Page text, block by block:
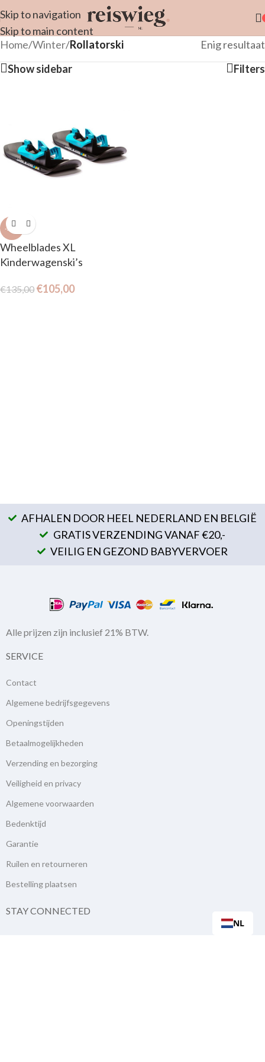
Skip to navigation
Skip to main content
Home/Winter/Rollatorski
Enig resultaat
Show sidebar
Filters
-22%
Wheelblades XL
Kinderwagenski’s
€135,00 €105,00
AFHALEN DOOR HEEL NEDERLAND EN BELGIË
GRATIS VERZENDING VANAF €20,-
VEILIG EN GEZOND BABYVERVOER
Alle prijzen zijn inclusief 21% BTW.
SERVICE
Contact
Algemene bedrijfsgegevens
Openingstijden
Betaalmogelijkheden
Verzending en bezorging
Veiligheid en privacy
Algemene voorwaarden
Bedenktijd
Garantie
Ruilen en retourneren
Bestelling plaatsen
STAY CONNECTED
NL